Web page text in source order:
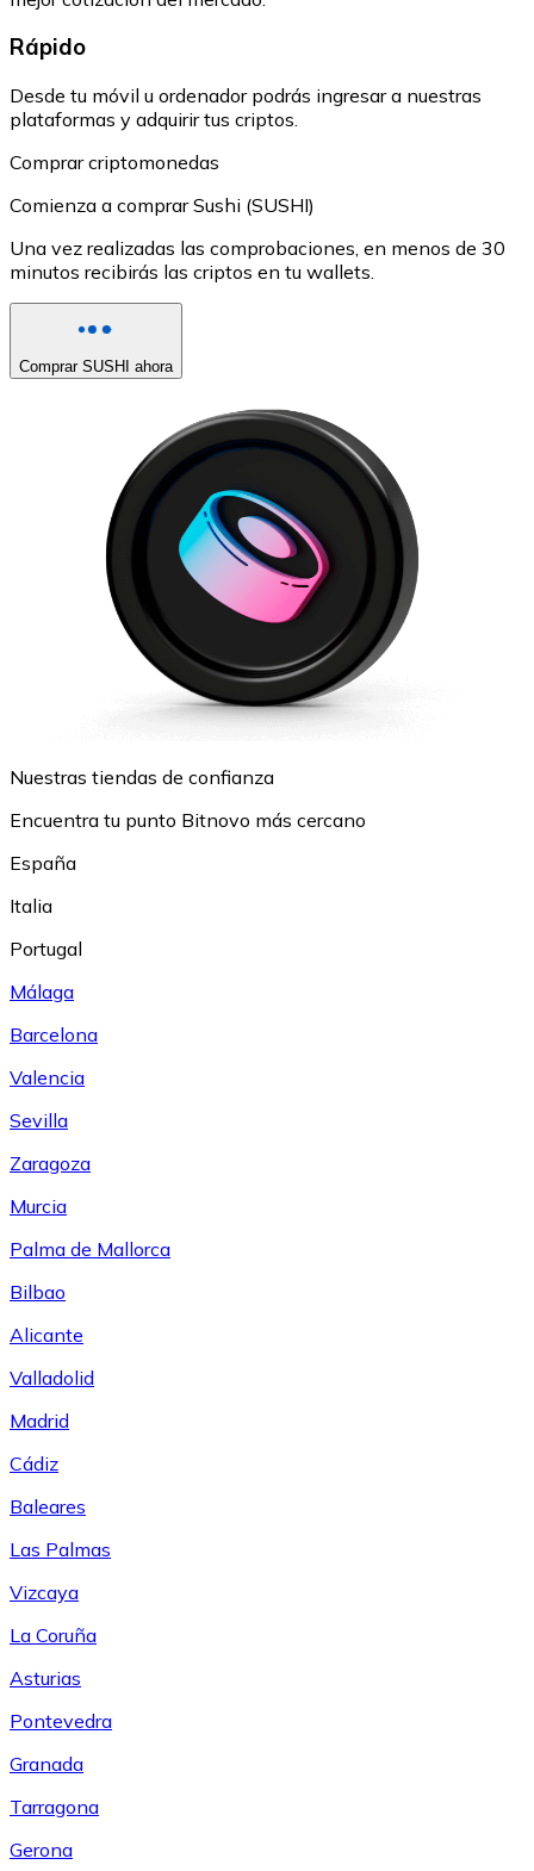
Rápido
Desde tu móvil u ordenador podrás ingresar a nuestras
plataformas y adquirir tus criptos.
Comprar criptomonedas
Comienza a comprar Sushi (SUSHI)
Una vez realizadas las comprobaciones, en menos de 30
minutos recibirás las criptos en tu wallets.
Comprar SUSHI ahora
Nuestras tiendas de confianza
Encuentra tu punto Bitnovo más cercano
España
Italia
Portugal
Málaga
Barcelona
Valencia
Sevilla
Zaragoza
Murcia
Palma de Mallorca
Bilbao
Alicante
Valladolid
Madrid
Cádiz
Baleares
Las Palmas
Vizcaya
La Coruña
Asturias
Pontevedra
Granada
Tarragona
Gerona